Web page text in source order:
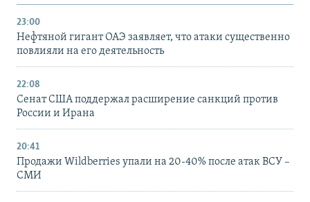
23:00
Нефтяной гигант ОАЭ заявляет, что атаки существенно
повлияли на его деятельность
22:08
Сенат США поддержал расширение санкций против
России и Ирана
20:41
Продажи Wildberries упали на 20-40% после атак ВСУ –
СМИ